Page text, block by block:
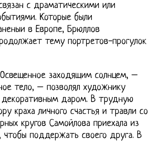
с драматическими или
Которые были
в Европе, Брюллов
тему портретов-прогулок
заходящим солнцем, –
тело, – позволял художнику
декоративным даром. В трудную
краха личного счастья и травли со
кругов Самойлова приехала из
чтобы поддержать своего друга. В